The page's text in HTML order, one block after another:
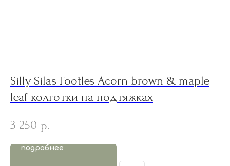
Silly Silas Footles Acorn brown & maple
leaf колготки на подтяжках
3 250 р.
подробнее